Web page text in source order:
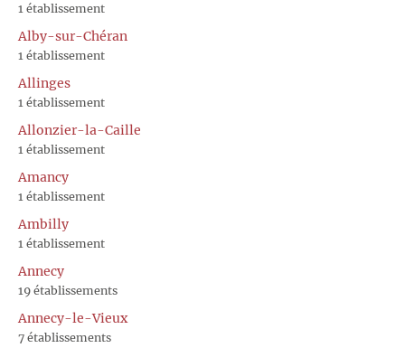
1 établissement
Alby-sur-Chéran
1 établissement
Allinges
1 établissement
Allonzier-la-Caille
1 établissement
Amancy
1 établissement
Ambilly
1 établissement
Annecy
19 établissements
Annecy-le-Vieux
7 établissements